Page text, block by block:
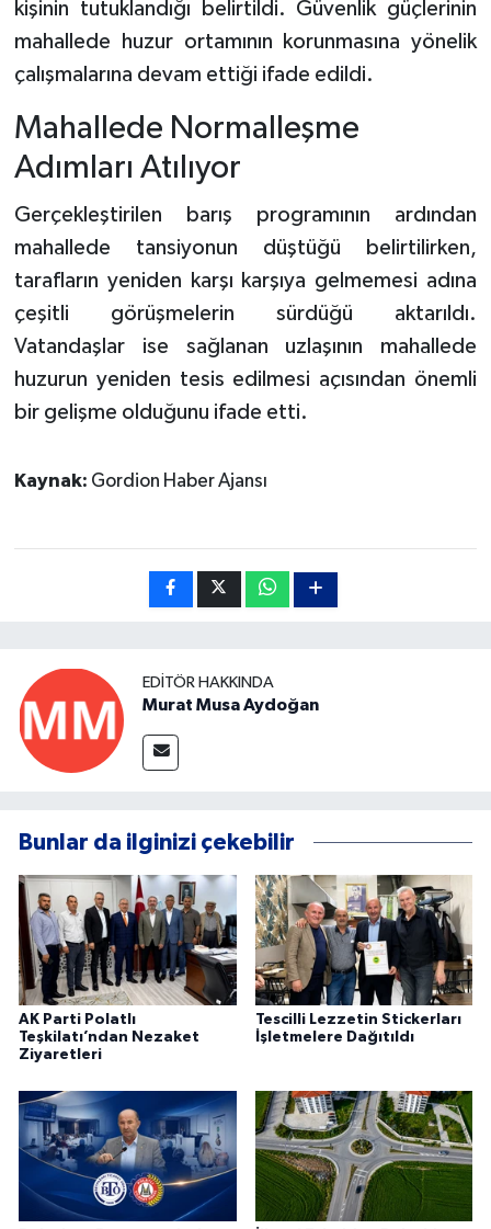
kişinin tutuklandığı belirtildi. Güvenlik güçlerinin
mahallede huzur ortamının korunmasına yönelik
çalışmalarına devam ettiği ifade edildi.
Mahallede Normalleşme
Adımları Atılıyor
Gerçekleştirilen barış programının ardından
mahallede tansiyonun düştüğü belirtilirken,
tarafların yeniden karşı karşıya gelmemesi adına
çeşitli görüşmelerin sürdüğü aktarıldı.
Vatandaşlar ise sağlanan uzlaşının mahallede
huzurun yeniden tesis edilmesi açısından önemli
bir gelişme olduğunu ifade etti.
Kaynak: Gordion Haber Ajansı
EDITÖR HAKKINDA
Murat Musa Aydoğan
Bunlar da ilginizi çekebilir
AK Parti Polatlı
Teşkilatı’ndan Nezaket
Ziyaretleri
Tescilli Lezzetin Stickerları
İşletmelere Dağıtıldı